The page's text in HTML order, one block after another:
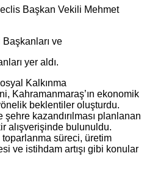
Başkan Vekili Mehmet
ve
yer aldı.
Kalkınma
Kahramanmaraş’ın ekonomik
beklentiler oluşturdu.
şehre kazandırılması planlanan
alışverişinde bulunuldu.
süreci, üretim
ve istihdam artışı gibi konular